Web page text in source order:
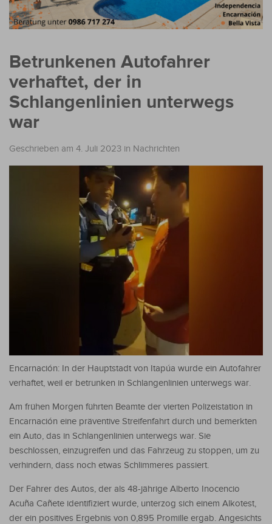
Betrunkenen Autofahrer
verhaftet, der in
Schlangenlinien unterwegs
war
Geschrieben am 4. Juli 2023 in Nachrichten
Encarnación: In der Hauptstadt von Itapúa wurde ein Autofahrer
verhaftet, weil er betrunken in Schlangenlinien unterwegs war.
Am frühen Morgen führten Beamte der vierten Polizeistation in
Encarnación eine präventive Streifenfahrt durch und bemerkten
ein Auto, das in Schlangenlinien unterwegs war. Sie
beschlossen, einzugreifen und das Fahrzeug zu stoppen, um zu
verhindern, dass noch etwas Schlimmeres passiert.
Der Fahrer des Autos, der als 48-jährige Alberto Inocencio
Acuña Cañete identifiziert wurde, unterzog sich einem Alkotest,
der ein positives Ergebnis von 0,895 Promille ergab. Angesichts